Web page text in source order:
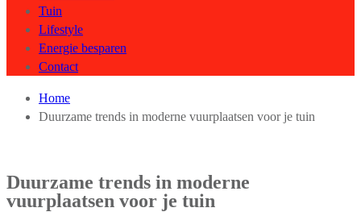
Tuin
Lifestyle
Energie besparen
Contact
Home
Duurzame trends in moderne vuurplaatsen voor je tuin
Duurzame trends in moderne
vuurplaatsen voor je tuin